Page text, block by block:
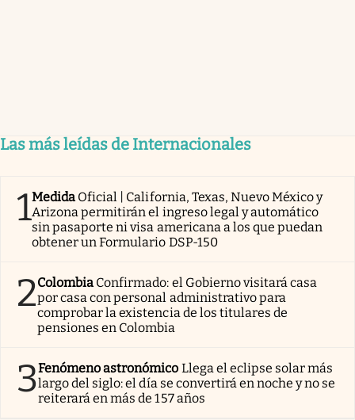
Las más leídas de Internacionales
1Medida Oficial | California, Texas, Nuevo México y
Arizona permitirán el ingreso legal y automático
sin pasaporte ni visa americana a los que puedan
obtener un Formulario DSP-150
2Colombia Confirmado: el Gobierno visitará casa
por casa con personal administrativo para
comprobar la existencia de los titulares de
pensiones en Colombia
3Fenómeno astronómico Llega el eclipse solar más
largo del siglo: el día se convertirá en noche y no se
reiterará en más de 157 años